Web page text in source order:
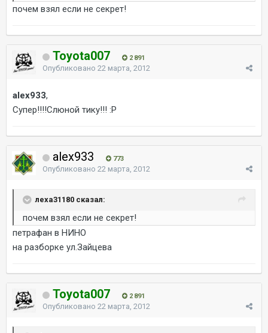
почем взял если не секрет!
Toyota007 2 891
Опубликовано 22 марта, 2012
alex933,
Супер!!!!Слюной тику!!! :P
alex933 773
Опубликовано 22 марта, 2012
леха31180 сказал:
почем взял если не секрет!
петрафан в НИНО
на разборке ул.Зайцева
Toyota007 2 891
Опубликовано 22 марта, 2012